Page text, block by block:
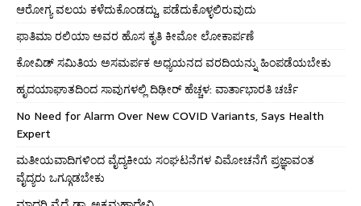
ಆರೋಗ್ಯ ವಲಯ ಕಳೆದುಕೊಂಡದ್ದು, ಪಡೆದುಕೊಳ್ಳಲಿರುವುದು
ಫಾತಿಮಾ ರಲಿಯಾ ಅವರ ಹೊಸ ಕೃತಿ ಕೀಮೋ ಲೋಕಾರ್ಪಣೆ
ಕೋವಿಡ್ ಸಮಿತಿಯ ಅಸಮರ್ಪಕ ಅಧ್ಯಯನದ ವರದಿಯನ್ನು ಹಿಂಪಡೆಯಬೇಕು
ಹೃದಯಾಘಾತದಿಂದ ಸಾವುಗಳಲ್ಲಿ ದಿಢೀರ್ ಹೆಚ್ಚಳ: ವಾರ್ತಾಭಾರತಿ ಚರ್ಚೆ
No Need for Alarm Over New COVID Variants, Says Health
Expert
ಮತೀಯವಾದಿಗಳಿಂದ ವೈದ್ಯಕೀಯ ಸಂಘಟನೆಗಳ ವಿಮೋಚನೆಗೆ ಪ್ರಜ್ಞಾವಂತ
ವೈದ್ಯರು ಒಗ್ಗೂಡಬೇಕು